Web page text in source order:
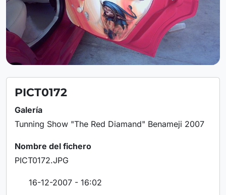
PICT0172
Galería
Tunning Show "The Red Diamand" Benameji 2007
Nombre del fichero
PICT0172.JPG
16-12-2007 - 16:02